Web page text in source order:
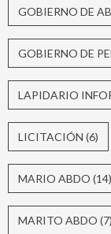
GOBIERNO DE
GOBIERNO DE
LAPIDARIO
LICITACIÓN (6)
MARIO ABDO (14)
MARITO ABDO (7)